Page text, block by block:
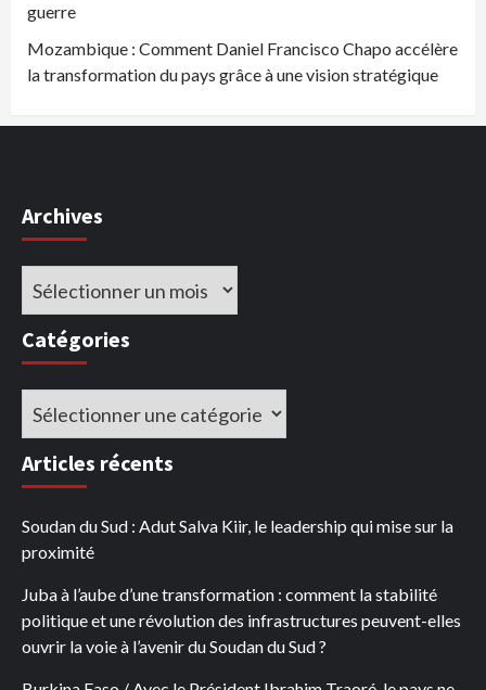
guerre
Mozambique : Comment Daniel Francisco Chapo accélère
la transformation du pays grâce à une vision stratégique
Archives
Archives
Catégories
Catégories
Articles récents
Soudan du Sud : Adut Salva Kiir, le leadership qui mise sur la
proximité
Juba à l’aube d’une transformation : comment la stabilité
politique et une révolution des infrastructures peuvent-elles
ouvrir la voie à l’avenir du Soudan du Sud ?